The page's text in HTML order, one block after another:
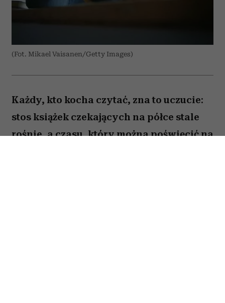
(Fot. Mikael Vaisanen/Getty Images)
Każdy, kto kocha czytać, zna to uczucie:
stos książek czekających na półce stale
rośnie, a czasu, który można poświęcić na